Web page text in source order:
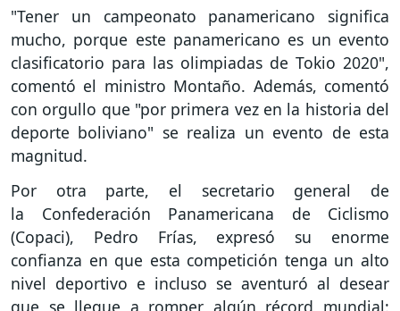
"Tener un campeonato panamericano significa
mucho, porque este panamericano es un evento
clasificatorio para las olimpiadas de Tokio 2020",
comentó el ministro Montaño. Además, comentó
con orgullo que "por primera vez en la historia del
deporte boliviano" se realiza un evento de esta
magnitud.
Por otra parte, el secretario general de
la Confederación Panamericana de Ciclismo
(Copaci), Pedro Frías, expresó su enorme
confianza en que esta competición tenga un alto
nivel deportivo e incluso se aventuró al desear
que se llegue a romper algún récord mundial: